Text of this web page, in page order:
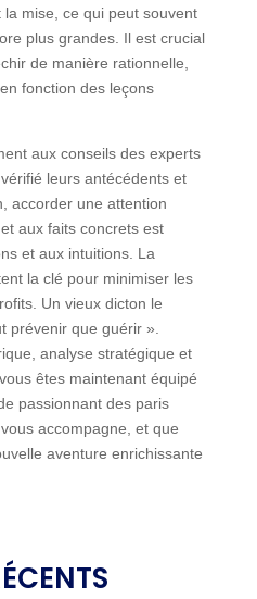
mise, ce qui peut souvent
plus grandes. Il est crucial
de manière rationnelle,
fonction des leçons
aux conseils des experts
leurs antécédents et
accorder une attention
aux faits concrets est
et aux intuitions. La
la clé pour minimiser les
Un vieux dicton le
prévenir que guérir ».
analyse stratégique et
êtes maintenant équipé
passionnant des paris
accompagne, et que
aventure enrichissante